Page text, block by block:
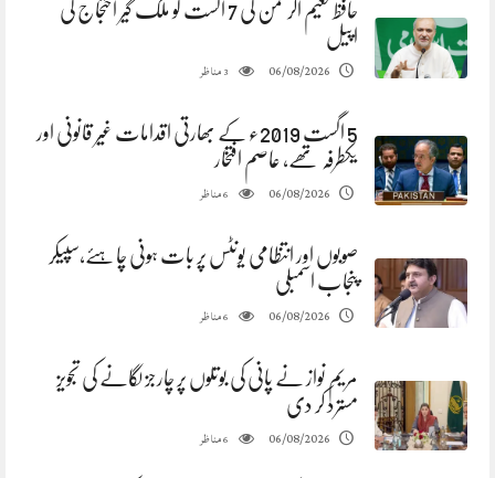
حافظ نعیم الرحمن کی 7 اگست کو ملک گیر احتجاج کی
اپیل
06/08/2026
3مناظر
5 اگست 2019ء کے بھارتی اقدامات غیر قانونی اور
یکطرفہ تھے، عاصم افتخار
06/08/2026
6مناظر
صوبوں اور انتظامی یونٹس پر بات ہونی چاہئے،سپیکر
پنجاب اسمبلی
06/08/2026
6مناظر
مریم نواز نے پانی کی بوتلوں پر چارجز لگانے کی تجویز
مسترد کر دی
06/08/2026
6مناظر